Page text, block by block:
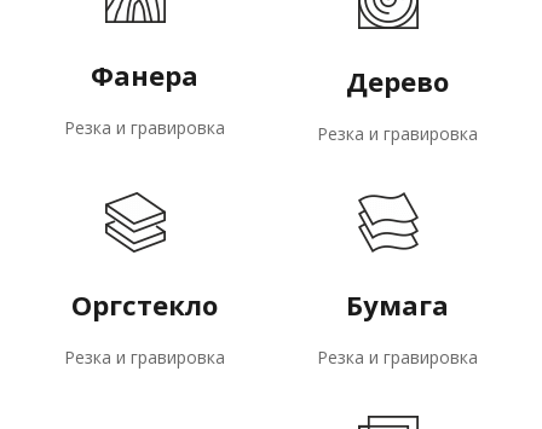
Фанера
Резка и гравировка
Дерево
Резка и гравировка
Оргстекло
Резка и гравировка
Бумага
Резка и гравировка